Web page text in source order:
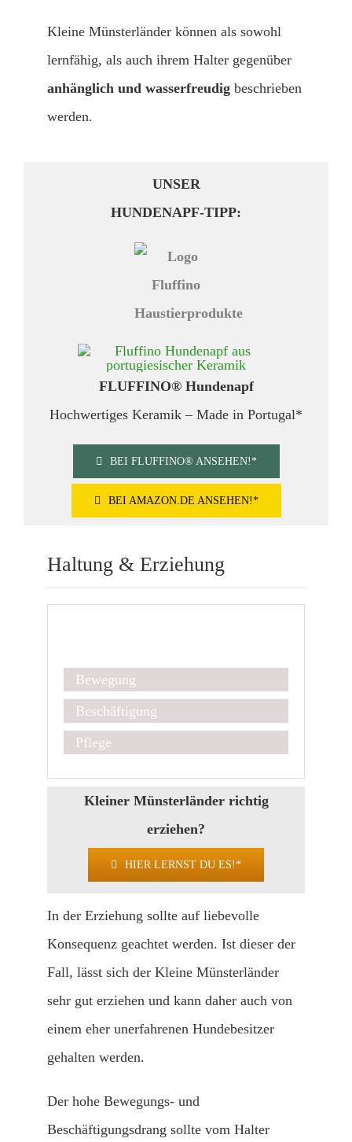
Kleine Münsterländer können als sowohl
lernfähig, als auch ihrem Halter gegenüber
anhänglich und wasserfreudig beschrieben
werden.
UNSER
HUNDENAPF-TIPP:
FLUFFINO® Hundenapf
Hochwertiges Keramik – Made in Portugal*
BEI FLUFFINO® ANSEHEN!*
BEI AMAZON.DE ANSEHEN!*
Haltung & Erziehung
Bewegung
Beschäftigung
Pflege
Kleiner Münsterländer richtig
erziehen?
HIER LERNST DU ES!*
In der Erziehung sollte auf liebevolle
Konsequenz geachtet werden. Ist dieser der
Fall, lässt sich der Kleine Münsterländer
sehr gut erziehen und kann daher auch von
einem eher unerfahrenen Hundebesitzer
gehalten werden.
Der hohe Bewegungs- und
Beschäftigungsdrang sollte vom Halter